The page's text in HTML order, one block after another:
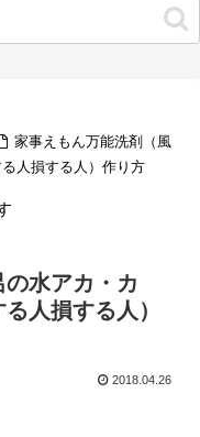
家事えもん万能洗剤（風
人損する人）作り方
水アカ・カ
人損する人）
2018.04.26